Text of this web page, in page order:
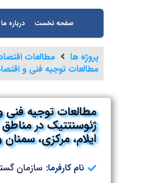
صفحه نخست درباره ما
پروژه ها
مطالعات
مطالعات توجیه فنی و
مطالعات توجیه فنی
ژئوسنتتیک در مناطق
ایلام، مرکزی،
نام کارفرما: سازمان